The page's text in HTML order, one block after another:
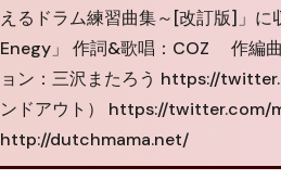
えるドラム練習曲集～[改訂版]」
Enegy」 作詞&歌唱：COZ 作編
ョン：三沢またろう https://
ンドアウト） https://twitter.com/
http://dutchmama.net/